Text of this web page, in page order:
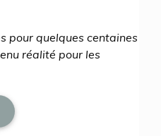
pour quelques centaines
réalité pour les